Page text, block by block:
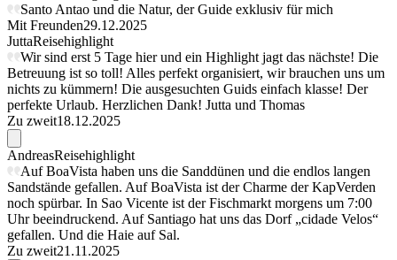
Santo Antao und die Natur, der Guide exklusiv für mich
Mit Freunden29.12.2025
JuttaReisehighlight
Wir sind erst 5 Tage hier und ein Highlight jagt das nächste! Die
Betreuung ist so toll! Alles perfekt organisiert, wir brauchen uns um
nichts zu kümmern! Die ausgesuchten Guids einfach klasse! Der
perfekte Urlaub. Herzlichen Dank! Jutta und Thomas
Zu zweit18.12.2025
AndreasReisehighlight
Auf BoaVista haben uns die Sanddünen und die endlos langen
Sandstände gefallen. Auf BoaVista ist der Charme der KapVerden
noch spürbar. In Sao Vicente ist der Fischmarkt morgens um 7:00
Uhr beeindruckend. Auf Santiago hat uns das Dorf „cidade Velos“
gefallen. Und die Haie auf Sal.
Zu zweit21.11.2025